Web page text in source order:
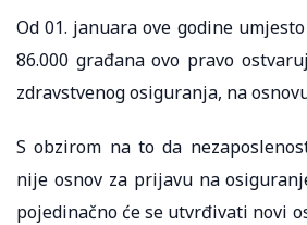
Od 01. januara ove godine
86.000 građana ovo pravo
zdravstvenog osiguranja, na
S obzirom na to da
nije osnov za prijavu na
pojedinačno će se utvrđivati novi